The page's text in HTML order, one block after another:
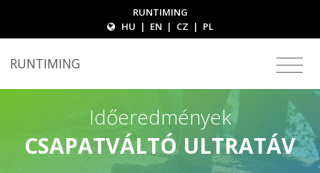
RUNTIMING
HU | EN | CZ | PL
RUNTIMING
Időeredmények
CSAPATVÁLTÓ ULTRATÁV